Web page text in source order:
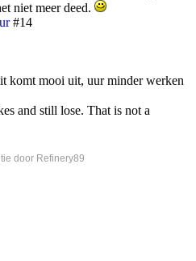
niet meer deed.
#14
komt mooi uit, uur minder werken
and still lose. That is not a
door Refinery89